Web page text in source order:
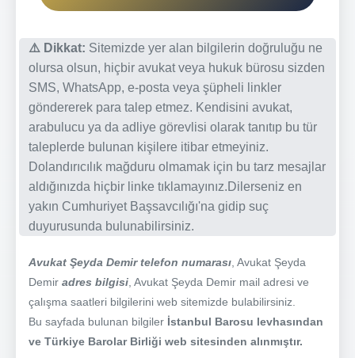
⚠️ Dikkat: Sitemizde yer alan bilgilerin doğruluğu ne
olursa olsun, hiçbir avukat veya hukuk bürosu sizden
SMS, WhatsApp, e-posta veya şüpheli linkler
göndererek para talep etmez. Kendisini avukat,
arabulucu ya da adliye görevlisi olarak tanıtıp bu tür
taleplerde bulunan kişilere itibar etmeyiniz.
Dolandırıcılık mağduru olmamak için bu tarz mesajlar
aldığınızda hiçbir linke tıklamayınız.Dilerseniz en
yakın Cumhuriyet Başsavcılığı'na gidip suç
duyurusunda bulunabilirsiniz.
Avukat Şeyda Demir telefon numarası , Avukat Şeyda
Demir adres bilgisi , Avukat Şeyda Demir mail adresi ve
çalışma saatleri bilgilerini web sitemizde bulabilirsiniz.
Bu sayfada bulunan bilgiler İstanbul Barosu levhasından
ve Türkiye Barolar Birliği web sitesinden alınmıştır.